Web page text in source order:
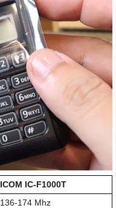
ICOM IC-F1000T
136-174 Mhz